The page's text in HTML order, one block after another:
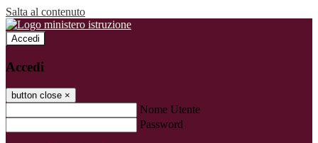
Salta al contenuto
Accedi
Accedi
button close ×
Nome Utente
Password